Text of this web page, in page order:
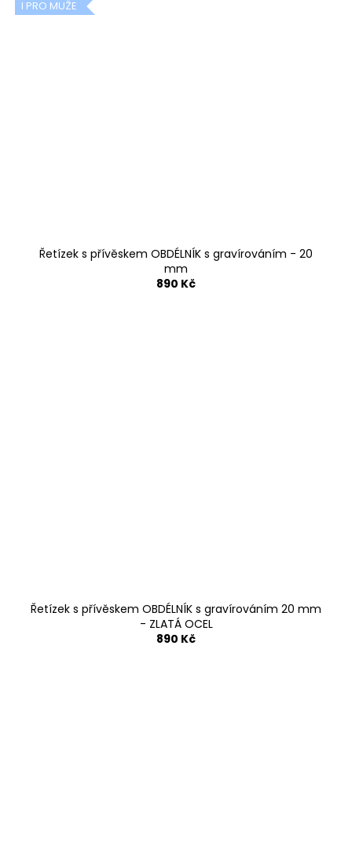
I PRO MUŽE
Řetízek s přívěskem OBDÉLNÍK s gravírováním - 20
mm
890 Kč
Řetízek s přívěskem OBDÉLNÍK s gravírováním 20 mm
- ZLATÁ OCEL
890 Kč